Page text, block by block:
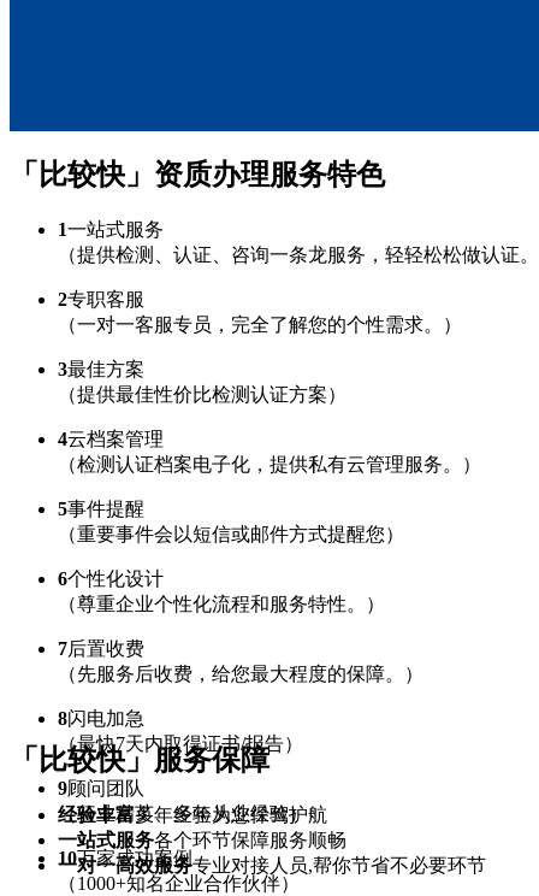
「比较快」资质办理服务特色
1一站式服务
（提供检测、认证、咨询一条龙服务，轻轻松松做认证
2专职客服
（一对一客服专员，完全了解您的个性需求。）
3最佳方案
（提供最佳性价比检测认证方案）
4云档案管理
（检测认证档案电子化，提供私有云管理服务。）
5事件提醒
（重要事件会以短信或邮件方式提醒您）
6个性化设计
（尊重企业个性化流程和服务特性。）
7后置收费
（先服务后收费，给您最大程度的保障。）
8闪电加急
（最快7天内取得证书/报告）
9顾问团队
（行业精英、多年从业经验）
10万家成功案例
（1000+知名企业合作伙伴）
「比较快」服务保障
经验丰富多年经验为您保驾护航
一站式服务各个环节保障服务顺畅
一对一高效服务专业对接人员,帮你节省不必要环节